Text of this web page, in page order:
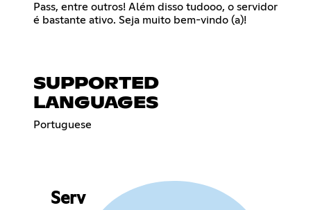
Pass, entre outros! Além disso tudooo, o servidor
é bastante ativo. Seja muito bem-vindo (a)!
SUPPORTED
LANGUAGES
Portuguese
Serv